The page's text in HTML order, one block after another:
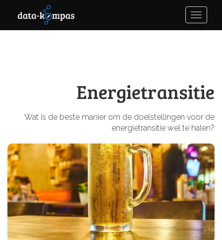
Toggle
Energietransitie
Wat is de beste manier om de doelstellingen voor de
energietransitie wel te halen?